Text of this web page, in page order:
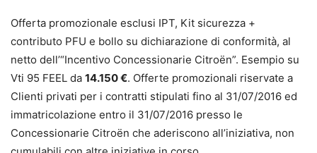
Offerta promozionale esclusi IPT, Kit sicurezza +
contributo PFU e bollo su dichiarazione di conformità, al
netto dell’“Incentivo Concessionarie Citroën”. Esempio su
Vti 95 FEEL da 14.150 €. Offerte promozionali riservate a
Clienti privati per i contratti stipulati fino al 31/07/2016 ed
immatricolazione entro il 31/07/2016 presso le
Concessionarie Citroën che aderiscono all’iniziativa, non